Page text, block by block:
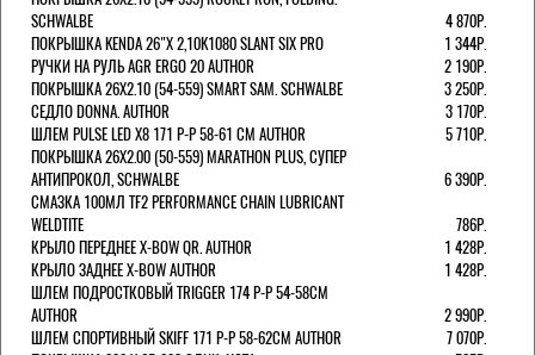
SCHWALBE
4 870Р.
ПОКРЫШКА KENDA 26"Х 2,10K1080 SLANT SIX PRO
1 344Р.
РУЧКИ НА РУЛЬ AGR ERGO 20 AUTHOR
2 190Р.
ПОКРЫШКА 26X2.10 (54-559) SMART SAM. SCHWALBE
3 250Р.
СЕДЛО DONNA. AUTHOR
3 170Р.
ШЛЕМ PULSE LED X8 171 Р-Р 58-61 СМ AUTHOR
5 710Р.
ПОКРЫШКА 26X2.00 (50-559) MARATHON PLUS, СУПЕР
АНТИПРОКОЛ, SCHWALBE
6 390Р.
СМАЗКА 100МЛ TF2 PERFORMANCE CHAIN LUBRICANT
WELDTITE
786Р.
КРЫЛО ПЕРЕДНЕЕ X-BOW QR. AUTHOR
1 428Р.
КРЫЛО ЗАДНЕЕ X-BOW AUTHOR
1 428Р.
ШЛЕМ ПОДРОСТКОВЫЙ TRIGGER 174 Р-Р 54-58СМ
AUTHOR
2 990Р.
ШЛЕМ СПОРТИВНЫЙ SKIFF 171 Р-Р 58-62СМ AUTHOR
7 070Р.